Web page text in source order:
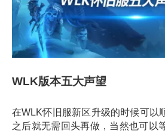
WLK版本五大声望
在WLK怀旧服新区升级的时候可以
之后就无需回头再做，当然也可以